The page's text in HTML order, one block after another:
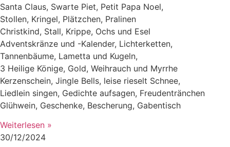
Santa Claus, Swarte Piet, Petit Papa Noel,
Stollen, Kringel, Plätzchen, Pralinen
Christkind, Stall, Krippe, Ochs und Esel
Adventskränze und -Kalender, Lichterketten,
Tannenbäume, Lametta und Kugeln,
3 Heilige Könige, Gold, Weihrauch und Myrrhe
Kerzenschein, Jingle Bells, leise rieselt Schnee,
Liedlein singen, Gedichte aufsagen, Freudentränchen
Glühwein, Geschenke, Bescherung, Gabentisch
Weiterlesen »
30/12/2024